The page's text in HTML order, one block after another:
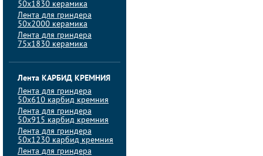
50х1830 керамика
Лента для гриндера
50х2000 керамика
Лента для гриндера
75х1830 керамика
Лента КАРБИД КРЕМНИЯ
Лента для гриндера
50х610 карбид кремния
Лента для гриндера
50х915 карбид кремния
Лента для гриндера
50х1230 карбид кремния
Лента для гриндера